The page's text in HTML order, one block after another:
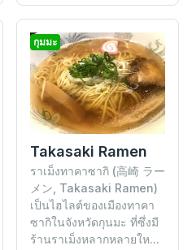
กุมมะ
Takasaki Ramen
ราเม็งทาคาซากิ (高崎 ラー
メン, Takasaki Ramen)
เป็นไฮไลต์ของเมืองทาคา
ซากิในจังหวัดกุนมะ ที่ซึ่งมี
ร้านราเม็งหลากหลายให...